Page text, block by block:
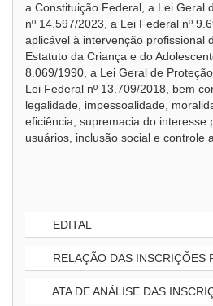
a Constituição Federal, a Lei Geral
nº 14.597/2023, a Lei Federal nº
aplicável à intervenção profissional
Estatuto da Criança e do
8.069/1990, a Lei Geral de
Lei Federal nº 13.709/2018, bem
legalidade, impessoalidade,
eficiência, supremacia do interesse
usuários, inclusão social e controle
EDITAL
RELAÇÃO DAS INSCRIÇÕES
ATA DE ANÁLISE DAS